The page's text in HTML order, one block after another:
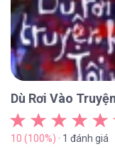
Dù Rơi Vào
10 (100%) · 1 đánh giá